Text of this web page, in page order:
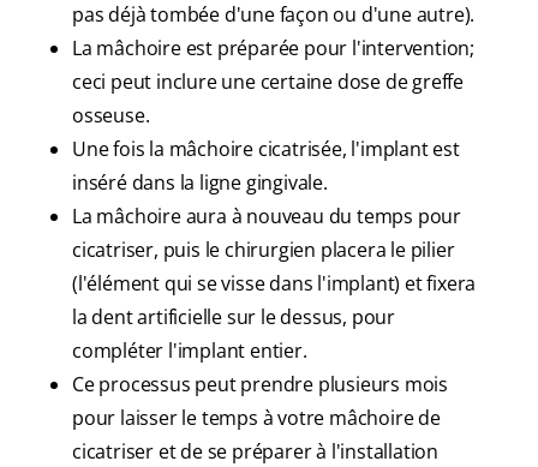
pas déjà tombée d'une façon ou d'une autre).
La mâchoire est préparée pour l'intervention;
ceci peut inclure une certaine dose de greffe
osseuse.
Une fois la mâchoire cicatrisée, l'implant est
inséré dans la ligne gingivale.
La mâchoire aura à nouveau du temps pour
cicatriser, puis le chirurgien placera le pilier
(l'élément qui se visse dans l'implant) et fixera
la dent artificielle sur le dessus, pour
compléter l'implant entier.
Ce processus peut prendre plusieurs mois
pour laisser le temps à votre mâchoire de
cicatriser et de se préparer à l'installation